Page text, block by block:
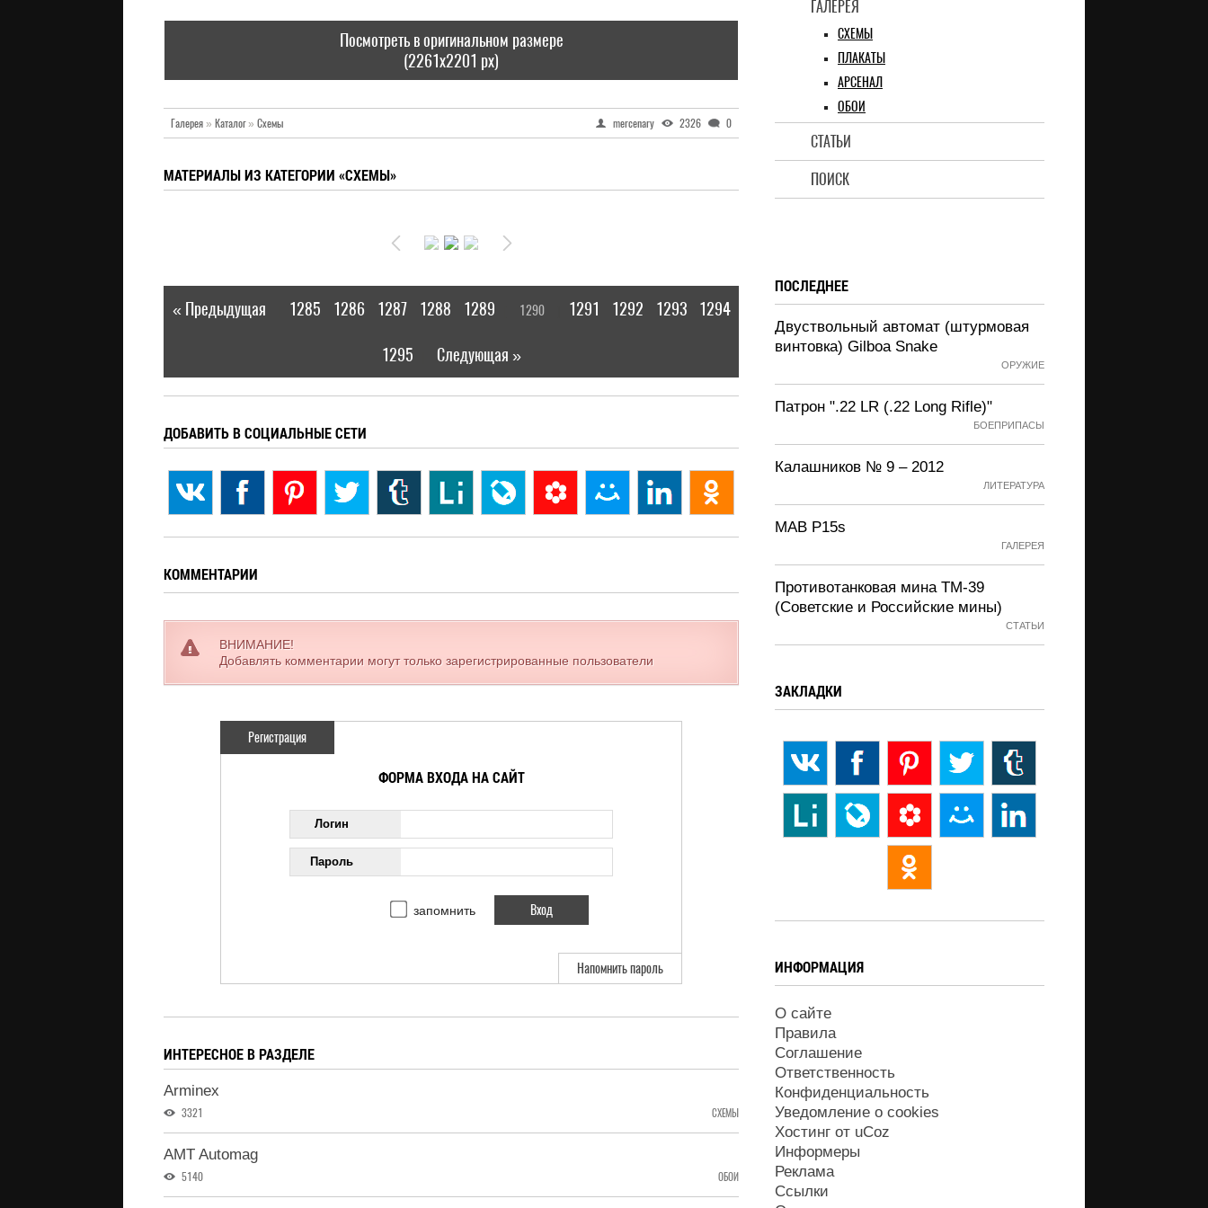
ГАЛЕРЕЯ
СХЕМЫ
ПЛАКАТЫ
АРСЕНАЛ
ОБОИ
СТАТЬИ
ПОИСК
Посмотреть в оригинальном размере
(2261x2201 px)
Галерея» Каталог» Схемы mercenary 2326 0
МАТЕРИАЛЫ ИЗ КАТЕГОРИИ «СХЕМЫ»
« Предыдущая 1285 1286 1287 1288 1289 1290 1291 1292 1293 1294
1295 Следующая »
ДОБАВИТЬ В СОЦИАЛЬНЫЕ СЕТИ
КОММЕНТАРИИ
ВНИМАНИЕ!
Добавлять комментарии могут только зарегистрированные пользователи
Регистрация
ФОРМА ВХОДА НА САЙТ
Логин
Пароль
запомнить
Напомнить пароль
ИНТЕРЕСНОЕ В РАЗДЕЛЕ
Arminex
3321 СХЕМЫ
AMT Automag
5140 ОБОИ
ПОСЛЕДНЕЕ
Двуствольный автомат (штурмовая
винтовка) Gilboa Snake
ОРУЖИЕ
Патрон ".22 LR (.22 Long Rifle)"
БОЕПРИПАСЫ
Калашников № 9 – 2012
ЛИТЕРАТУРА
MAB P15s
ГАЛЕРЕЯ
Противотанковая мина ТМ-39
(Советские и Российские мины)
СТАТЬИ
ЗАКЛАДКИ
ИНФОРМАЦИЯ
О сайте
Правила
Соглашение
Ответственность
Конфиденциальность
Уведомление о cookies
Хостинг от uCoz
Информеры
Реклама
Ссылки